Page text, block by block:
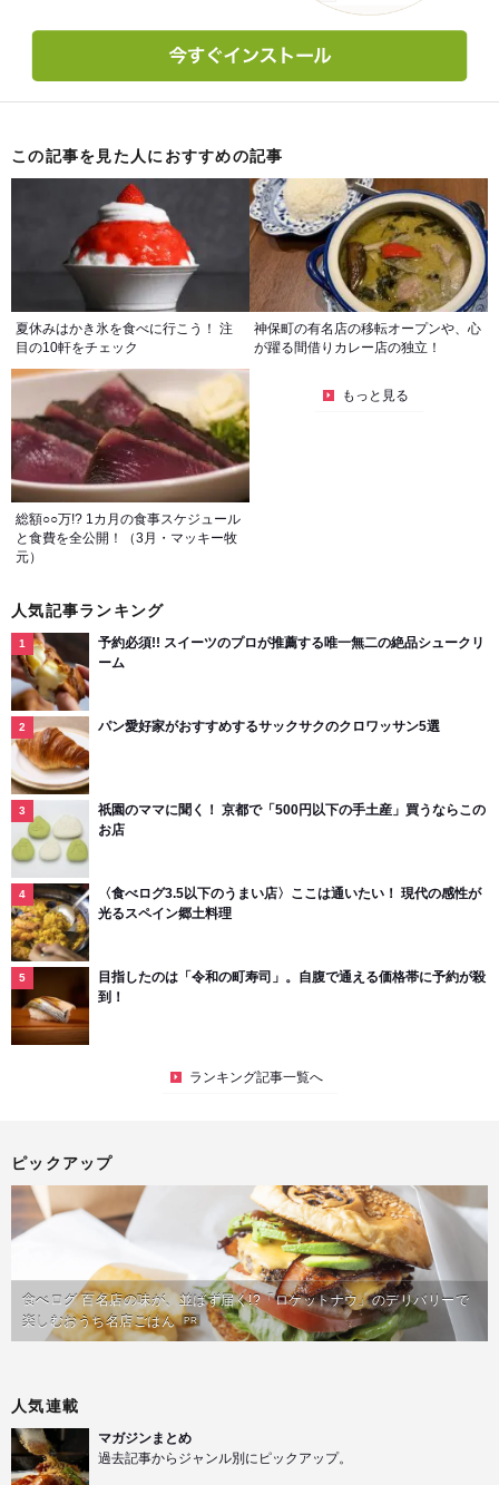
この記事を見た人におすすめの記事
夏休みはかき氷を食べに行こう！ 注
目の10軒をチェック
神保町の有名店の移転オープンや、心
が躍る間借りカレー店の独立！
総額○○万!? 1カ月の食事スケジュール
と食費を全公開！（3月・マッキー牧
元）
もっと見る
人気記事ランキング
予約必須!! スイーツのプロが推薦する唯一無二の絶品シュークリ
ーム
パン愛好家がおすすめするサックサクのクロワッサン5選
祇園のママに聞く！ 京都で「500円以下の手土産」買うならこの
お店
〈食べログ3.5以下のうまい店〉ここは通いたい！ 現代の感性が
光るスペイン郷土料理
目指したのは「令和の町寿司」。自腹で通える価格帯に予約が殺
到！
ランキング記事一覧へ
ピックアップ
食べログ 百名店の味が、並ばず届く!?「ロケットナウ」のデリバリーで
楽しむおうち名店ごはん PR
人気連載
マガジンまとめ
過去記事からジャンル別にピックアップ。